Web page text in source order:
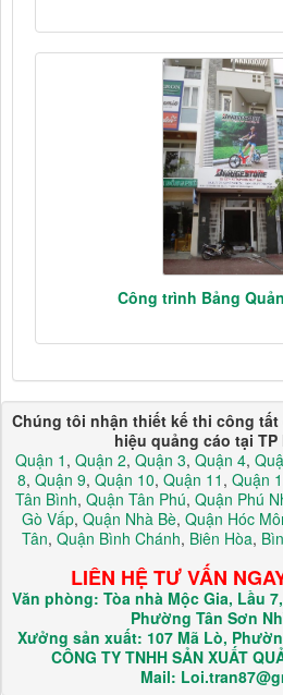
Công trình Bảng
Chúng tôi nhận thiết kế thi công
hiệu quảng cáo tại TP
Quận 1 , Quận 2, Quận 3, Quận 4,
8, Quận 9, Quận 10, Quận 11 , Quận
Tân Bình, Quận Tân Phú, Quận Phú
Gò Vấp, Quận Nhà Bè, Quận Hóc
Tân, Quận Bình Chánh, Biên Hòa,
LIÊN HỆ TƯ VẤN
Văn phòng: Tòa nhà Mộc Gia, Lầu
Phường Tân Sơn
Xưởng sản xuất: 107 Mã Lò,
CÔNG TY TNHH SẢN XUẤT
Mail: